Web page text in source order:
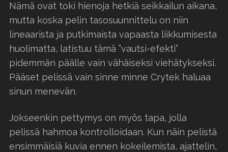
Nämä ovat toki hienoja hetkiä seikkailun aikana,
mutta koska pelin tasosuunnittelu on niin
lineaarista ja putkimaista vapaasta liikkumisesta
huolimatta, latistuu tämä ”vautsi-efekti”
pidemmän päälle vain vähäiseksi viehätykseksi.
Pääset pelissä vain sinne minne Crytek haluaa
sinun menevän.
Jokseenkin pettymys on myös tapa, jolla
pelissä hahmoa kontrolloidaan. Kun näin pelistä
ensimmäisiä kuvia ennen kokeilemista, ajattelin,